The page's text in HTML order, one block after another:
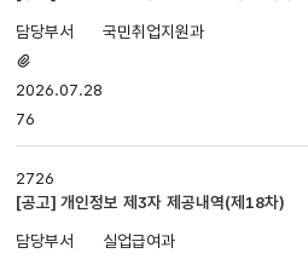
국민취업지원과
있음
2026.07.28
76
2726
[공고] 개인정보 제3자 제공내역(제18차)
실업급여과